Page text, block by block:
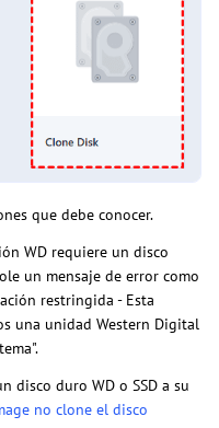
que debe conocer.
WD requiere un disco
un mensaje de error como
restringida - Esta
una unidad Western Digital
disco duro WD o SSD a su
no clone el disco